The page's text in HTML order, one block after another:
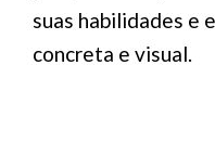
suas habilidades e
concreta e visual.